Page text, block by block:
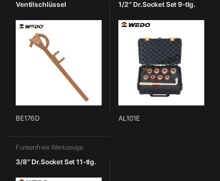
Ventilschlüssel
BE176D
1/2″ Dr.Socket Set 9-tlg.
AL101E
Funkenfreie Werkzeuge
3/8″ Dr.Socket Set 11-tlg.